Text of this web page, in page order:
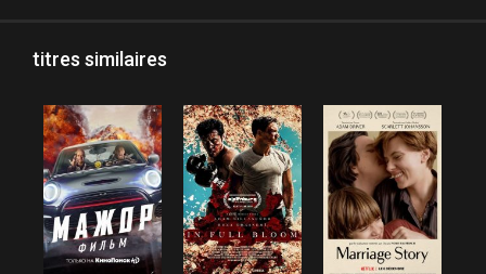
titres similaires